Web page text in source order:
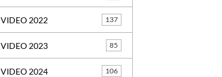
VIDEO 2022 137
VIDEO 2023 85
VIDEO 2024 106